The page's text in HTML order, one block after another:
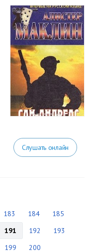
Слушать онлайн
183 184
185
191 192
193
199 200